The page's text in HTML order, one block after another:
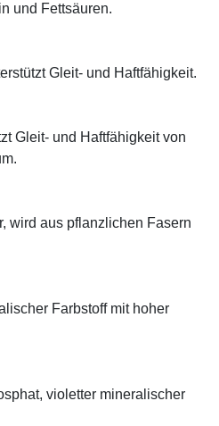
und Fettsäuren.
Gleit- und Haftfähigkeit.
Gleit- und Haftfähigkeit von
wird aus pflanzlichen Fasern
Farbstoff mit hoher
violetter mineralischer